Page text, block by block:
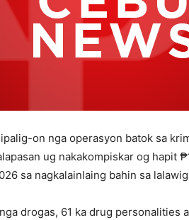
on nga operasyon batok sa
ug nakakompiskar og hapit
sa nagkalainlaing bahin sa
drogas, 61 ka drug